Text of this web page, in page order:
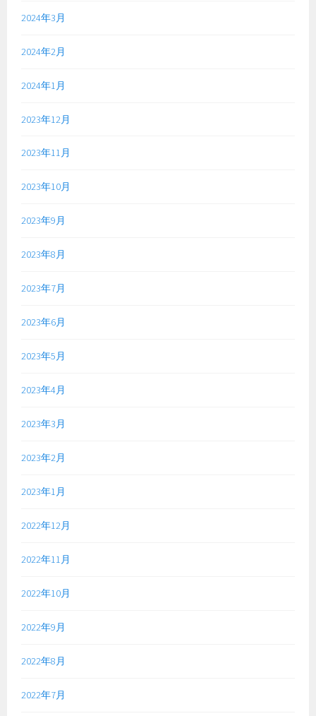
2024年3月
2024年2月
2024年1月
2023年12月
2023年11月
2023年10月
2023年9月
2023年8月
2023年7月
2023年6月
2023年5月
2023年4月
2023年3月
2023年2月
2023年1月
2022年12月
2022年11月
2022年10月
2022年9月
2022年8月
2022年7月